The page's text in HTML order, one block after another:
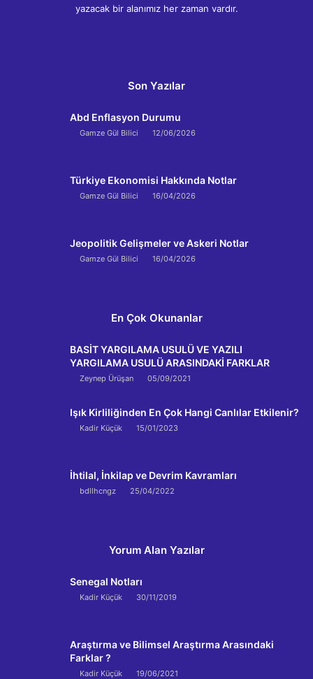
yazacak bir alanımız her zaman vardır.
Son Yazılar
Abd Enflasyon Durumu
Gamze Gül Bilici 12/06/2026
Türkiye Ekonomisi Hakkında Notlar
Gamze Gül Bilici 16/04/2026
Jeopolitik Gelişmeler ve Askeri Notlar
Gamze Gül Bilici 16/04/2026
En Çok Okunanlar
BASİT YARGILAMA USULÜ VE YAZILI
YARGILAMA USULÜ ARASINDAKİ FARKLAR
Zeynep Ürüşan 05/09/2021
Işık Kirliliğinden En Çok Hangi Canlılar Etkilenir?
Kadir Küçük 15/01/2023
İhtilal, İnkilap ve Devrim Kavramları
bdllhcngz 25/04/2022
Yorum Alan Yazılar
Senegal Notları
Kadir Küçük 30/11/2019
Araştırma ve Bilimsel Araştırma Arasındaki
Farklar ?
Kadir Küçük 19/06/2021